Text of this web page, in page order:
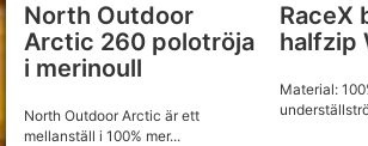
North Outdoor
Arctic 260 polotröja
i merinoull
North Outdoor Arctic är ett
mellanställ i 100% mer...
RaceX
halfzip
Material: